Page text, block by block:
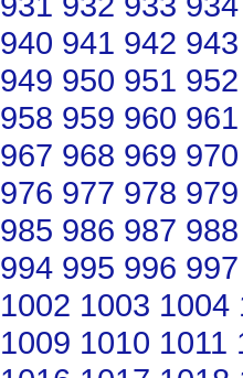
940 941 942 943
949 950 951 952
958 959 960 961
967 968 969 970
976 977 978 979
985 986 987 988
994 995 996 997
1002 1003 1004
1009 1010 1011